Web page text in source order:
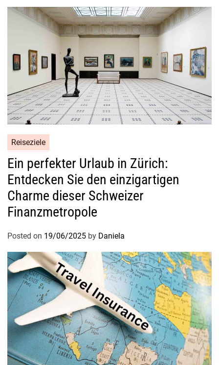
Reiseziele
Ein perfekter Urlaub in Zürich:
Entdecken Sie den einzigartigen
Charme dieser Schweizer
Finanzmetropole
Posted on 19/06/2025 by Daniela